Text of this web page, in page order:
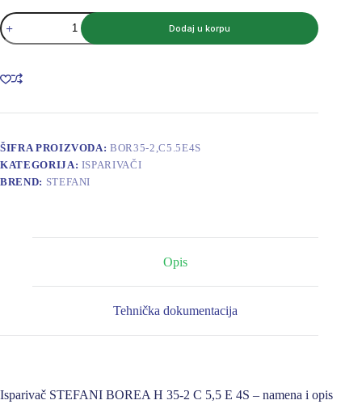
STEFANI
ISPARIVAČ
BOREA
35-
2
5,5
4S
količina
Dodaj u korpu
ŠIFRA PROIZVODA:BOR35-2,C5.5E4S
KATEGORIJA: ISPARIVAČI
BREND: STEFANI
Opis
Tehnička dokumentacija
Isparivač STEFANI BOREA H 35-2 C 5,5 E 4S – namena i opis